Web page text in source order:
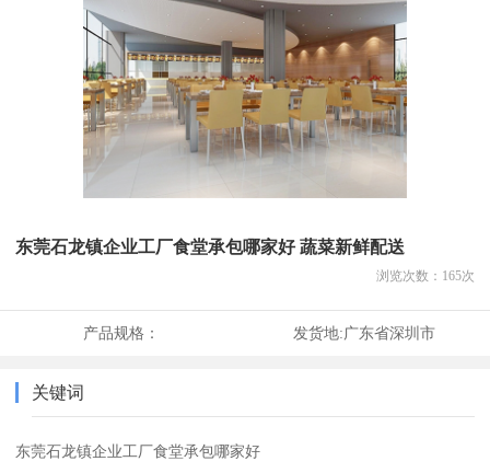
东莞石龙镇企业工厂食堂承包哪家好 蔬菜新鲜配送
浏览次数： 165次
产品规格： 发货地:广东省深圳市
关键词
东莞石龙镇企业工厂食堂承包哪家好